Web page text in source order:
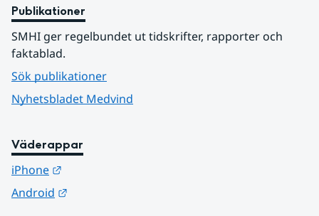
Publikationer
SMHI ger regelbundet ut tidskrifter, rapporter och
faktablad.
Sök publikationer
Nyhetsbladet Medvind
Väderappar
iPhone
Android